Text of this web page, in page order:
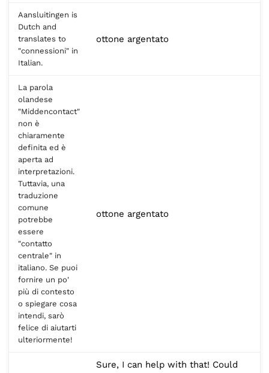
Aansluitingen is
Dutch and
translates to
"connessioni" in
Italian.
ottone argentato
La parola
olandese
"Middencontact"
non è
chiaramente
definita ed è
aperta ad
interpretazioni.
Tuttavia, una
traduzione
comune
potrebbe
essere
"contatto
centrale" in
italiano. Se puoi
fornire un po'
più di contesto
o spiegare cosa
intendi, sarò
felice di aiutarti
ulteriormente!
ottone argentato
Sure, I can help with that! Could